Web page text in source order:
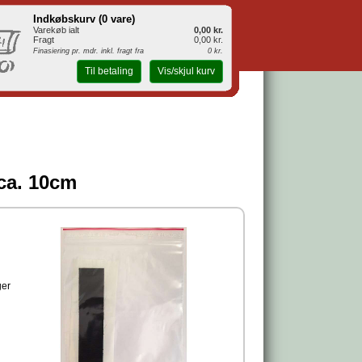
10cm
Indkøbskurv (0 vare)
Varekøb ialt
0,00 kr.
Fragt
0,00 kr.
Finasiering pr. mdr. inkl. fragt fra 0 kr.
Til betaling Vis/skjul kurv